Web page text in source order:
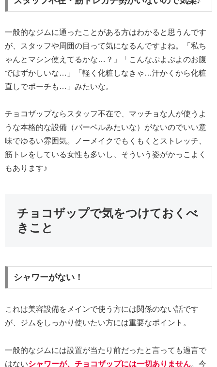
一般的なジムに通ったことがある方はわかると思うんです
が、スタッフや周囲の目って気になるんですよね。「私ち
ゃんとマシン使えてるかな…？」「こんなぷよぷよのお腹
ではずかしいな…」「軽く化粧しなきゃ…汗かくから化粧
直しでポーチも…」みたいな。
チョコザップならスタッフ不在で、マッチョな人が使うよ
うな本格的な設備（バーベルみたいな）がないのでいい意
味でゆるい雰囲気。ノーメイクでもくもくとストレッチ、
筋トレをしている女性も多いし、そういう姿がかっこよく
もあります♪
チョコザップで気をつけておくべ
きこと
シャワーがない！
これは美容設備をメインで使う方には関係のない話です
が、ジムをしっかり使いたい方には重要なポイント。
一般的なジムには設置が当たり前だったと言っても過言で
はないシャワーが、チョコザップには一切ありません。今